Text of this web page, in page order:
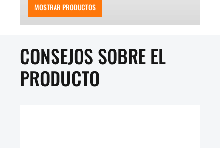
MOSTRAR PRODUCTOS
CONSEJOS SOBRE EL
PRODUCTO